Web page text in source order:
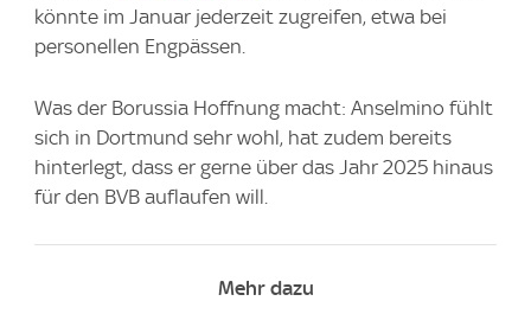
könnte im Januar jederzeit zugreifen, etwa bei
personellen Engpässen.
Was der Borussia Hoffnung macht: Anselmino fühlt
sich in Dortmund sehr wohl, hat zudem bereits
hinterlegt, dass er gerne über das Jahr 2025 hinaus
für den BVB auflaufen will.
Mehr dazu